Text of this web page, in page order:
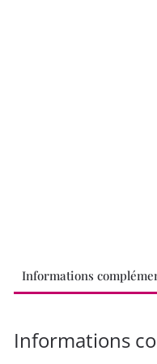
Informations
Informations